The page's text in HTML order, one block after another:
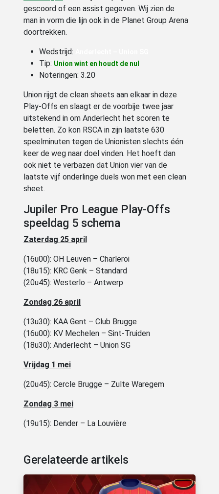
gescoord of een assist gegeven. Wij zien de
man in vorm die lijn ook in de Planet Group Arena
doortrekken.
Wedstrijd:
Tip: Union wint en houdt de nul
Noteringen: 3.20
Union rijgt de clean sheets aan elkaar in deze
Play-Offs en slaagt er de voorbije twee jaar
uitstekend in om Anderlecht het scoren te
beletten. Zo kon RSCA in zijn laatste 630
speelminuten tegen de Unionisten slechts één
keer de weg naar doel vinden. Het hoeft dan
ook niet te verbazen dat Union vier van de
laatste vijf onderlinge duels won met een clean
sheet.
Jupiler Pro League Play-Offs
speeldag 5 schema
Zaterdag 25 april
(16u00): OH Leuven – Charleroi
(18u15): KRC Genk – Standard
(20u45): Westerlo – Antwerp
Zondag 26 april
(13u30): KAA Gent – Club Brugge
(16u00): KV Mechelen – Sint-Truiden
(18u30): Anderlecht – Union SG
Vrijdag 1 mei
(20u45): Cercle Brugge – Zulte Waregem
Zondag 3 mei
(19u15): Dender – La Louvière
Gerelateerde artikels